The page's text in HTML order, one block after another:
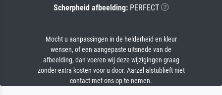
Scherpheid afbeelding:PERFECT
Mocht u aanpassingen in de helderheid en kleur
wensen, of een aangepaste uitsnede van de
afbeelding, dan voeren wij deze wijzigingen graag
zonder extra kosten voor u door. Aarzel alstublieft niet
contact met ons op te nemen.